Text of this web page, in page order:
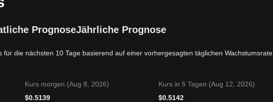
PrognoseJährliche Prognose
für die nächsten 10 Tage basierend auf einer vorhergesagten täglichen Wachstumsrate
Kurs morgen (Aug 8, 2026)
$0.5139
Kurs in 5 Tagen (Aug 12, 2026)
$0.5142